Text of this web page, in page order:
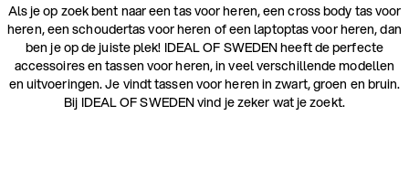
Als je op zoek bent naar een tas voor heren, een cross body tas voor
heren, een schoudertas voor heren of een laptoptas voor heren, dan
ben je op de juiste plek! IDEAL OF SWEDEN heeft de perfecte
accessoires en tassen voor heren, in veel verschillende modellen
en uitvoeringen. Je vindt tassen voor heren in zwart, groen en bruin.
Bij IDEAL OF SWEDEN vind je zeker wat je zoekt.